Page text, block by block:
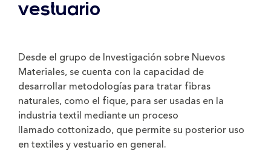
vestuario
Desde el grupo de Investigación sobre Nuevos
Materiales, se cuenta con la capacidad de
desarrollar metodologías para tratar fibras
naturales, como el fique, para ser usadas en la
industria textil mediante un proceso
llamado cottonizado, que permite su posterior uso
en textiles y vestuario en general.